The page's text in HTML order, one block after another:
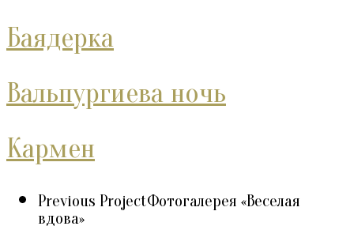
Баядерка
Вальпургиева ночь
Кармен
Previous ProjectФотогалерея «Веселая
вдова»